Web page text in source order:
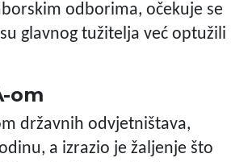
odborima, očekuje se
glavnog tužitelja već optužili
om
državnih odvjetništava,
a izrazio je žaljenje što